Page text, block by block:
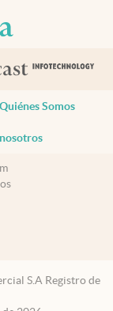
Quiénes Somos
S.A Registro de